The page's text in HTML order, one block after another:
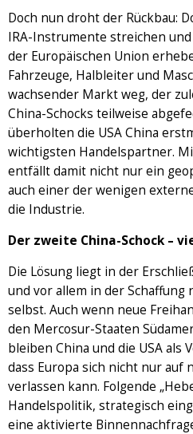
Doch nun droht der Rückbau:
IRA-Instrumente streichen
der Europäischen Union
Fahrzeuge, Halbleiter und
wachsender Markt weg, der
China-Schocks teilweise
überholten die USA China
wichtigsten Handelspartner.
entfällt damit nicht nur ein
auch einer der wenigen
die Industrie.
Der zweite China-Schock –
Die Lösung liegt in der
und vor allem in der Schaffung
selbst. Auch wenn neue
den Mercosur-Staaten
bleiben China und die USA als
dass Europa sich nicht nur auf
verlassen kann. Folgende
Handelspolitik, strategisch
eine aktivierte